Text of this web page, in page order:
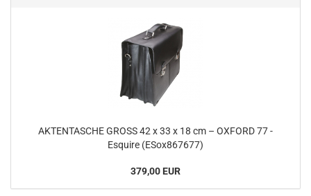
AKTENTASCHE GROSS 42 x 33 x 18 cm – OXFORD 77 -
Esquire (ESox867677)
379,00 EUR